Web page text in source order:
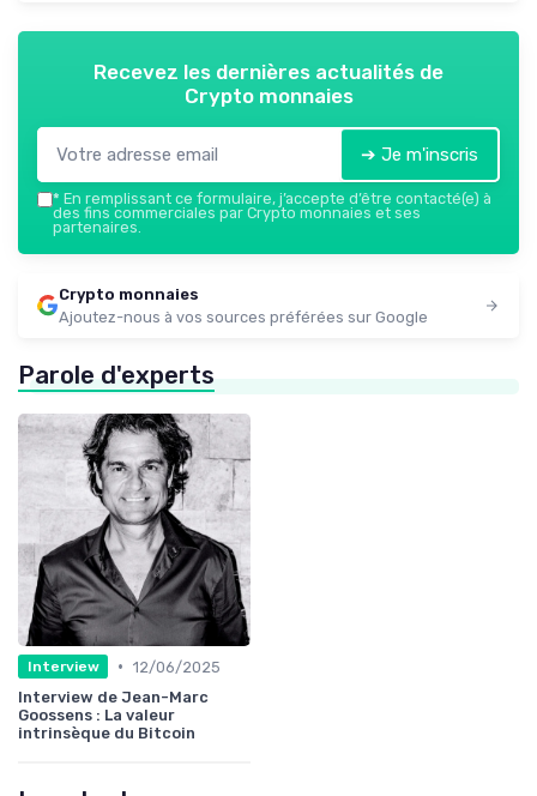
Recevez les dernières actualités de
Crypto monnaies
➔ Je m'inscris
* En remplissant ce formulaire, j’accepte d’être contacté(e) à
des fins commerciales par Crypto monnaies et ses
partenaires.
Crypto monnaies
Ajoutez-nous à vos sources préférées sur Google
Parole d'experts
Interview • 12/06/2025
Interview de Jean-Marc
Goossens : La valeur
intrinsèque du Bitcoin